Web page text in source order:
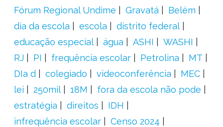
Fórum Regional Undime
Gravatá
Belém
dia da escola
escola
distrito federal
educação especial
água ASHI
WASHI
RJ
PI frequência escolar Petrolina
MT
DIa d
colegiado videoconferência
MEC
lei
250mil 18M
fora da escola não pode
estratégia
direitos
IDH
infrequência escolar
Censo 2024